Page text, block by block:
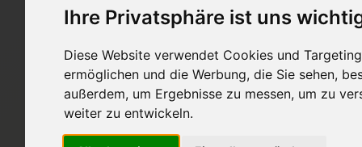
Ihre Privatsphäre ist uns
Diese Website verwendet Cookies und
ermöglichen und die Werbung, die Sie sehen,
außerdem, um Ergebnisse zu messen, um zu
weiter zu entwickeln.
Startseite Abitur und Hochschule
Lineare Algebra 2
Lösung des o.g.
Die genaue Bezeichnung/